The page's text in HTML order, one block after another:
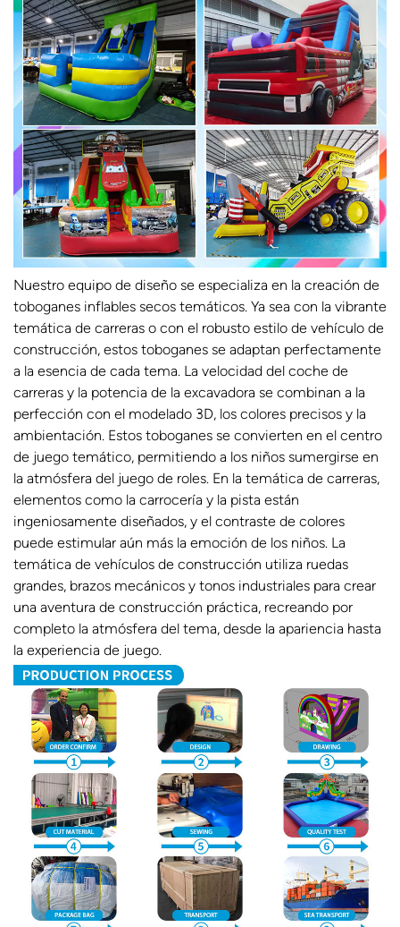
Nuestro equipo de diseño se especializa en la creación de
toboganes inflables secos temáticos. Ya sea con la vibrante
temática de carreras o con el robusto estilo de vehículo de
construcción, estos toboganes se adaptan perfectamente
a la esencia de cada tema. La velocidad del coche de
carreras y la potencia de la excavadora se combinan a la
perfección con el modelado 3D, los colores precisos y la
ambientación. Estos toboganes se convierten en el centro
de juego temático, permitiendo a los niños sumergirse en
la atmósfera del juego de roles. En la temática de carreras,
elementos como la carrocería y la pista están
ingeniosamente diseñados, y el contraste de colores
puede estimular aún más la emoción de los niños. La
temática de vehículos de construcción utiliza ruedas
grandes, brazos mecánicos y tonos industriales para crear
una aventura de construcción práctica, recreando por
completo la atmósfera del tema, desde la apariencia hasta
la experiencia de juego.